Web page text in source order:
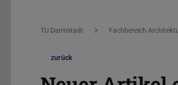
Sie befinden sich hier:
TU Darmstadt Fachbereich
zurück